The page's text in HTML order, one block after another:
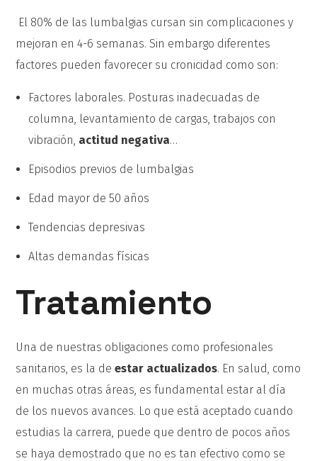
El 80% de las lumbalgias cursan sin complicaciones y
mejoran en 4-6 semanas. Sin embargo diferentes
factores pueden favorecer su cronicidad como son:
Factores laborales. Posturas inadecuadas de
columna, levantamiento de cargas, trabajos con
vibración, actitud negativa…
Episodios previos de lumbalgias
Edad mayor de 50 años
Tendencias depresivas
Altas demandas físicas
Tratamiento
Una de nuestras obligaciones como profesionales
sanitarios, es la de estar actualizados. En salud, como
en muchas otras áreas, es fundamental estar al día
de los nuevos avances. Lo que está aceptado cuando
estudias la carrera, puede que dentro de pocos años
se haya demostrado que no es tan efectivo como se